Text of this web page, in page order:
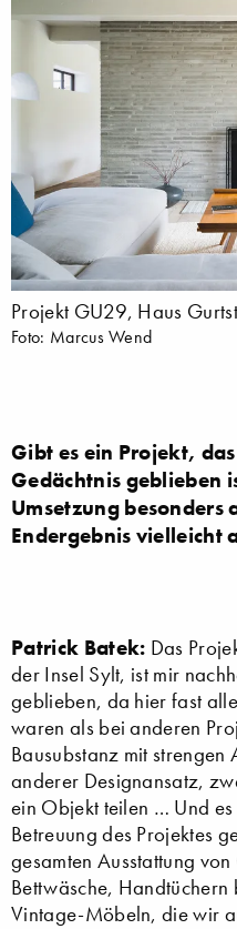
Projekt GU29, Haus
Foto: Marcus Wend
Gibt es ein Projekt,
Gedächtnis geblieben
Umsetzung besonders
Endergebnis vielleicht
Patrick Batek: Das
der Insel Sylt, ist mir
geblieben, da hier fast
waren als bei anderen
Bausubstanz mit
anderer Designansatz,
ein Objekt teilen … Und
Betreuung des Projektes
gesamten Ausstattung
Bettwäsche, Handtüchern
Vintage-Möbeln, die wir